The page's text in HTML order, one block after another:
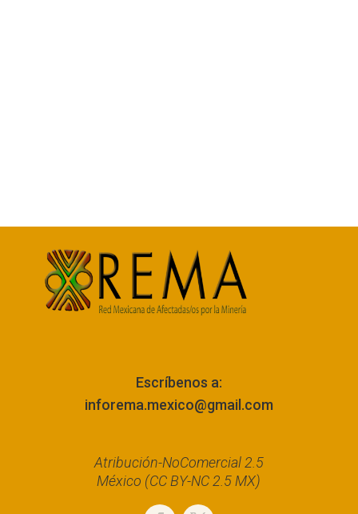
Escríbenos a:
inforema.mexico@gmail.com
Atribución-NoComercial 2.5
México (CC BY-NC 2.5 MX)